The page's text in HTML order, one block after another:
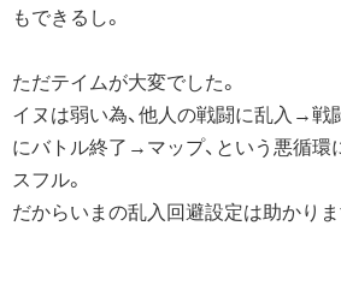
もできるし。
ただテイムが大変でした。
イヌは弱い為、他人の戦闘に乱入→
にバトル終了→マップ、という悪循環
スフル。
だからいまの乱入回避設定は助かりま